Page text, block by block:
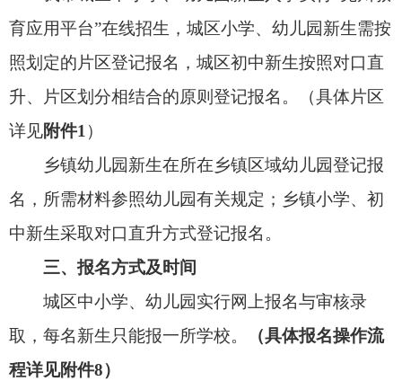
线上申请时间：8月9日10:00至8月14日20:00
学校审核时间：8月15日至8月16日
公示时间：8月18日至8月20日
市教育局分流时间：8月21日至8月23日
如有时间安排变动，请关注招生系统。